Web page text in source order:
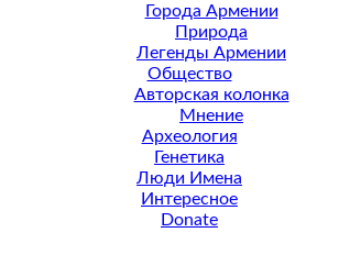
Города Армении
Природа
Легенды Армении
Общество
Авторская колонка
Мнение
Археология
Генетика
Люди Имена
Интересное
Donate